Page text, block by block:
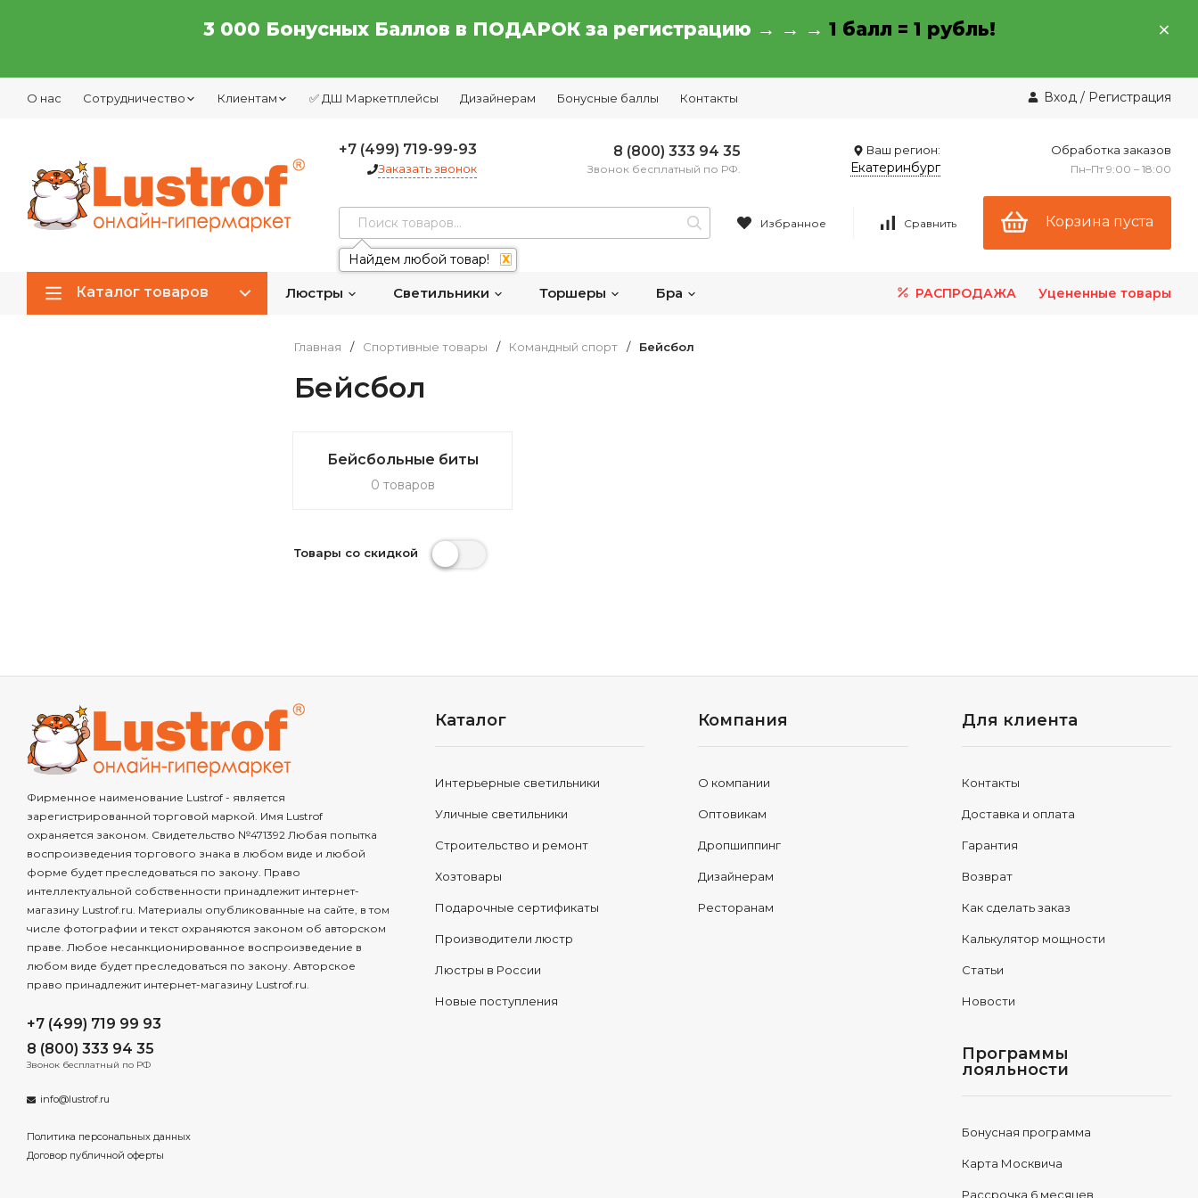
3 000 Бонусных Баллов в ПОДАРОК за регистрацию → → → 1 балл = 1 рубль!
О нас Сотрудничество Клиентам ✅ ДШ Маркетплейсы Дизайнерам Бонусные баллы Контакты Вход / Регистрация
+7 (499) 719-99-93
Заказать звонок
8 (800) 333 94 35
Звонок бесплатный по РФ.
Ваш регион:
Екатеринбург
Обработка заказов
Пн–Пт 9:00 – 18:00
Найдем любой товар! X
Избранное Сравнить Корзина пуста
Каталог товаров Люстры Светильники Торшеры Бра РАСПРОДАЖА Уцененные товары
Главная / Спортивные товары / Командный спорт / Бейсбол
Бейсбол
Бейсбольные биты
0 товаров
Товары со скидкой
Фирменное наименование Lustrof - является
зарегистрированной торговой маркой. Имя Lustrof
охраняется законом. Свидетельство №471392 Любая попытка
воспроизведения торгового знака в любом виде и любой
форме будет преследоваться по закону. Право
интеллектуальной собственности принадлежит интернет-
магазину Lustrof.ru. Материалы опубликованные на сайте, в том
числе фотографии и текст охраняются законом об авторском
праве. Любое несанкционированное воспроизведение в
любом виде будет преследоваться по закону. Авторское
право принадлежит интернет-магазину Lustrof.ru.
+7 (499) 719 99 93
8 (800) 333 94 35
Звонок бесплатный по РФ
info@lustrof.ru
Политика персональных данных
Договор публичной оферты
Каталог
Интерьерные светильники
Уличные светильники
Строительство и ремонт
Хозтовары
Подарочные сертификаты
Производители люстр
Люстры в России
Новые поступления
Компания
О компании
Оптовикам
Дропшиппинг
Дизайнерам
Ресторанам
Для клиента
Контакты
Доставка и оплата
Гарантия
Возврат
Как сделать заказ
Калькулятор мощности
Статьи
Новости
Программы
лояльности
Бонусная программа
Карта Москвича
Рассрочка 6 месяцев